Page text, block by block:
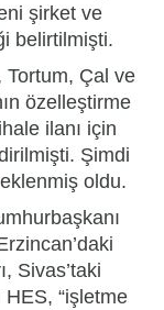
şirket ve
belirtilmişti.
Tortum, Çal ve
özelleştirme
ilanı için
Şimdi
oldu.
Sivas’taki
“işletme